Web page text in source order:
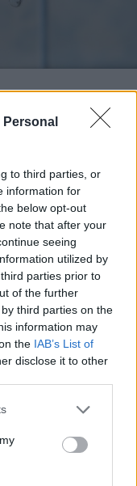
to third parties, or
information for
below opt-out
note that after your
seeing
utilized by
parties prior to
of the further
third parties on the
information may
the IAB’s List of
disclose it to other
részén